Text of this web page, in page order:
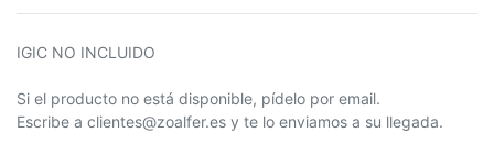
IGIC NO INCLUIDO
Si el producto no está disponible, pídelo por email.
Escribe a clientes@zoalfer.es y te lo enviamos a su llegada.